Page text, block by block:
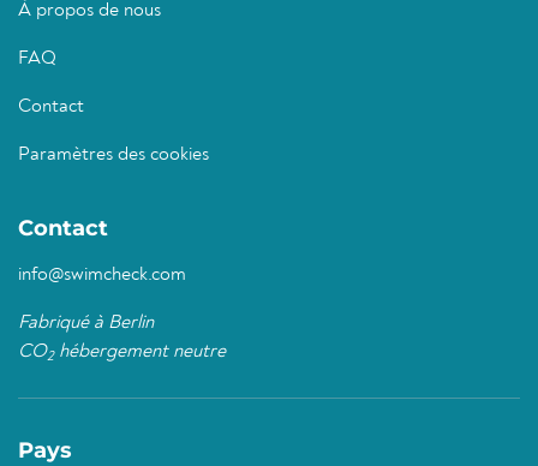
À propos de nous
FAQ
Contact
Paramètres des cookies
Contact
info@swimcheck.com
Fabriqué à Berlin
CO2hébergement neutre
Pays